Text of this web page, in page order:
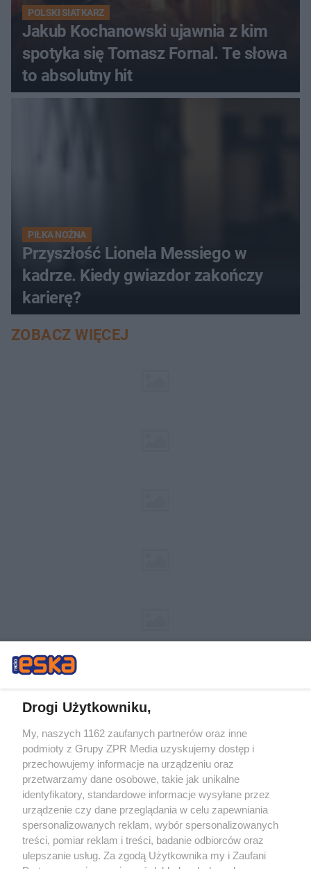
POLSKI SIATKARZ
Jakub Kochanowski ujawnia z kim
spotyka się Tomasz Fornal. Te słowa
to absolutny hit
PIŁKA NOŻNA
Przyszłość Lionela Messiego w
kadrze. Kiedy gwiazdor zakończy
karierę?
ZOBACZ WIĘCEJ
Żaden utwór zamieszczony w serwisie nie może być powielany i
rozpowszechniany lub dalej rozpowszechniany w jakikolwiek sposób (w
tym także elektroniczny lub mechaniczny) na jakimkolwiek polu
eksploatacji w jakiejkolwiek formie, włącznie z umieszczaniem w Internecie
bez pisemnej zgody właściciela praw. Jakiekolwiek użycie lub
wykorzystanie utworów w całości lub w części z naruszeniem prawa, tzn.
bez właściwej zgody, jest zabronione pod groźbą kary i może być ścigane
prawnie.
Drogi Użytkowniku,
My, naszych 1162 zaufanych partnerów oraz inne
podmioty z Grupy ZPR Media uzyskujemy dostęp i
przechowujemy informacje na urządzeniu oraz
przetwarzamy dane osobowe, takie jak unikalne
identyfikatory, standardowe informacje wysyłane przez
urządzenie czy dane przeglądania w celu zapewniania
spersonalizowanych reklam, wybór spersonalizowanych
treści, pomiar reklam i treści, badanie odbiorców oraz
ulepszanie usług. Za zgodą Użytkownika my i Zaufani